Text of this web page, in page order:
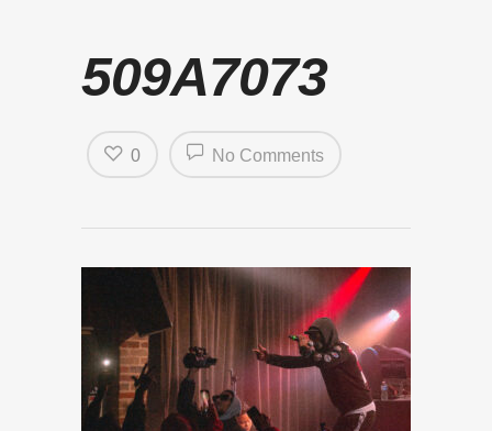
509A7073
No Comments
0